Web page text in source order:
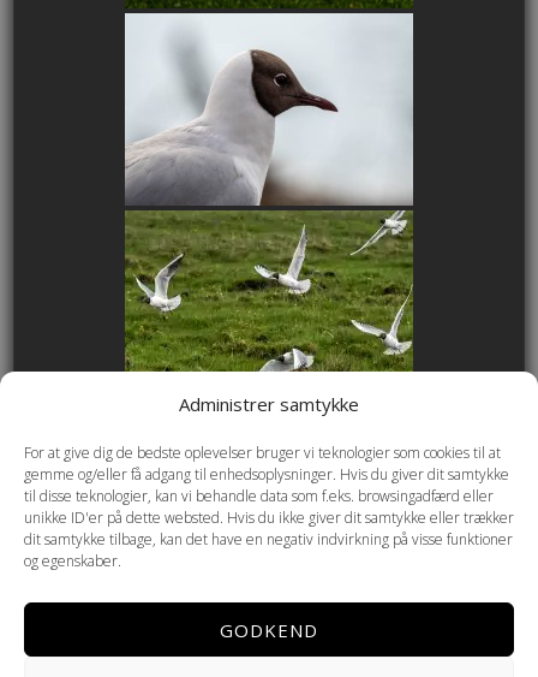
Administrer samtykke
For at give dig de bedste oplevelser bruger vi teknologier som cookies til at
gemme og/eller få adgang til enhedsoplysninger. Hvis du giver dit samtykke
til disse teknologier, kan vi behandle data som f.eks. browsingadfærd eller
unikke ID'er på dette websted. Hvis du ikke giver dit samtykke eller trækker
dit samtykke tilbage, kan det have en negativ indvirkning på visse funktioner
og egenskaber.
GODKEND